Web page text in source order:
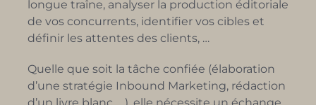
longue traîne, analyser la production éditoriale
de vos concurrents, identifier vos cibles et
définir les attentes des clients, …
Quelle que soit la tâche confiée (élaboration
d’une stratégie Inbound Marketing, rédaction